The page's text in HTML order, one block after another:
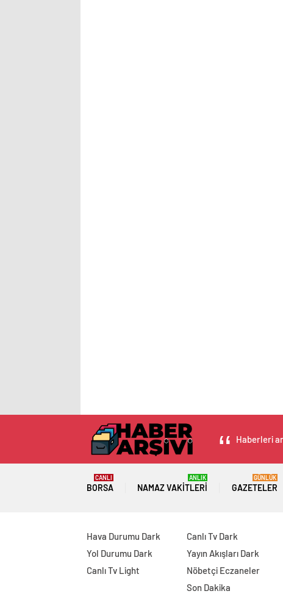
Haberleri
BORSA
CANLI
NAMAZ VAKITLERI
ANLIK
GAZETELER
GÜNLÜK
Hava Durumu Dark
Yol Durumu Dark
Canlı Tv Light
Canlı Tv Dark
Yayın Akışları Dark
Nöbetçi Eczaneler
Son Dakika